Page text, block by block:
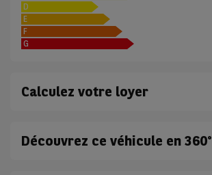
D
E
F
G
Calculez votre loyer
Découvrez ce véhicule en 360°